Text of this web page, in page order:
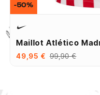
Maillot Atlético
49,95 € 99,90 €
-50%